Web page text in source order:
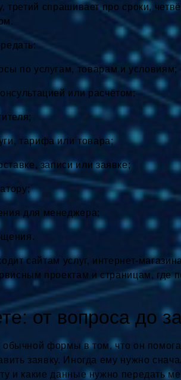
третий спрашивает про сроки,
по услугам, товарам и условиям;
или расчётом;
тарифа или товара;
записи или заявке;
для менеджера;
сайтам услуг, интернет-
проектам и страницам, где
от вопроса до
обычной формы в том, что он
заявку. Иногда ему нужно
и какие данные нужно передать